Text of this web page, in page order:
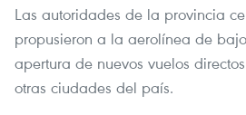
Las autoridades de la provincia
propusieron a la aerolínea de
apertura de nuevos vuelos
otras ciudades del país.